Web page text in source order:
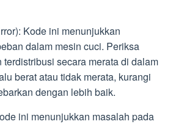
Kode ini menunjukkan
dalam mesin cuci. Periksa
secara merata di dalam
berat atau tidak merata, kurangi
dengan lebih baik.
ini menunjukkan masalah pada